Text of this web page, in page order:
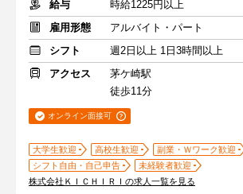
給与
時給1225円以上
雇用形態
アルバイト・パート
シフト
週2日以上 1日3時間以上
アクセス
茅ケ崎駅
徒歩11分
オンライン面接可
大学生歓迎 高校生歓迎
副業・Ｗワーク歓迎
シフト自由・自己申告
未経験者歓迎
株式会社ＫＩＣＨＩＲＩの求人一覧を見る